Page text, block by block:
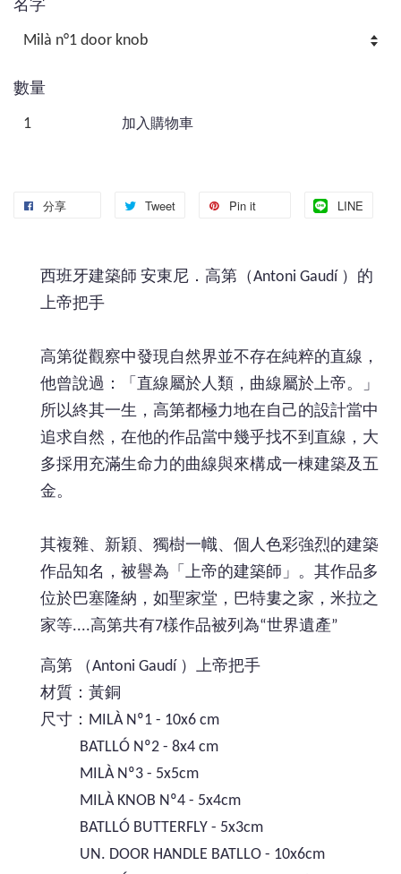
名字
數量
加入購物車
分享 Tweet Pin it LINE
西班牙建築師 安東尼．高第（Antoni Gaudí ）的
上帝把手
高第從觀察中發現自然界並不存在純粹的直線，
他曾說過：「直線屬於人類，曲線屬於上帝。」
所以終其一生，高第都極力地在自己的設計當中
追求自然，在他的作品當中幾乎找不到直線，大
多採用充滿生命力的曲線與來構成一棟建築及五
金。
其複雜、新穎、獨樹一幟、個人色彩強烈的建築
作品知名，被譽為「上帝的建築師」。其作品多
位於巴塞隆納，如聖家堂，巴特婁之家，米拉之
家等....高第共有7樣作品被列為“世界遺產”
高第 （Antoni Gaudí ）上帝把手
材質：黃銅
尺寸：MILÀ Nº1 - 10x6 cm
BATLLÓ Nº2 - 8x4 cm
MILÀ Nº3 - 5x5cm
MILÀ KNOB Nº4 - 5x4cm
BATLLÓ BUTTERFLY - 5x3cm
UN. DOOR HANDLE BATLLO - 10x6cm